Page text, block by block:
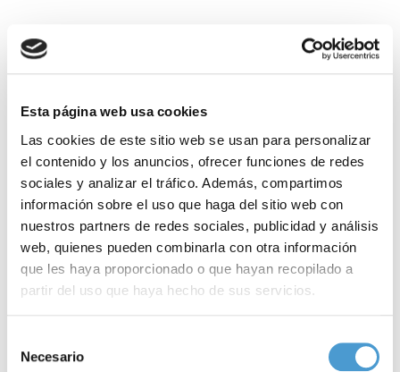
Esta página web usa cookies
Las cookies de este sitio web se usan para personalizar
el contenido y los anuncios, ofrecer funciones de redes
sociales y analizar el tráfico. Además, compartimos
información sobre el uso que haga del sitio web con
nuestros partners de redes sociales, publicidad y análisis
web, quienes pueden combinarla con otra información
que les haya proporcionado o que hayan recopilado a
partir del uso que haya hecho de sus servicios.
de cookies
Necesario
alteraciones en los horarios de comida y descanso pueden
alzhéimer. La planificación anticipada de actividades y salidas
puede ayudar a evitar situaciones estresantes y a mantener un
nivel de funcionalidad más estable.
Desplazamientos
Los desplazamientos y estancias en nuevos entornos también
pueden ser complicados. Si la logística familiar requiere pasar
es importante que los anfitriones comprendan las
rutinas y